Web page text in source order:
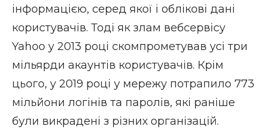
інформацією, серед якої і облікові дані
користувачів. Тоді як злам вебсервісу
Yahoo у 2013 році скомпрометував усі три
мільярди акаунтів користувачів. Крім
цього, у 2019 році у мережу потрапило 773
мільйони логінів та паролів, які раніше
були викрадені з різних організацій.